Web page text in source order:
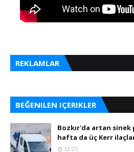
REKLAMLAR
BEĞENILEN IÇERIKLER
Bozkır'da artan sinek
hafta da üç Kerr
12:25